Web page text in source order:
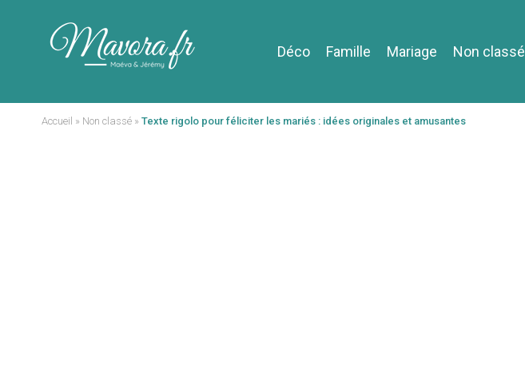
Déco Famille Mariage Non classé
Accueil » Non classé » Texte rigolo pour féliciter les mariés : idées originales et amusantes